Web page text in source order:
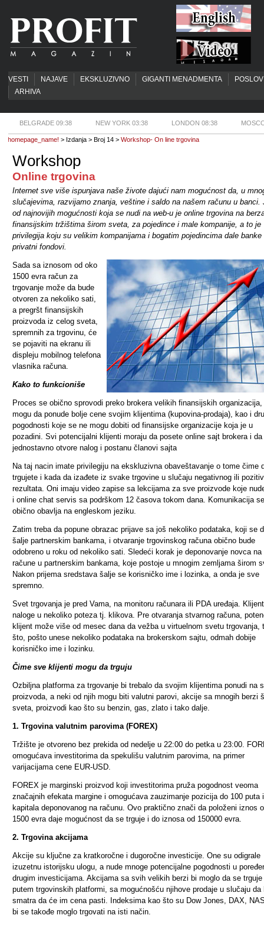
VESTI NAJAVE EKSKLUZIVNO GIGANTI MENADMENTA
ARHIVA
BELGRADE 09:38 NEW YORK 03:38 LONDON 08:38
homepage_name! > Izdanja > Broj 14 > Workshop- On line trgovina
Workshop
Online trgovina
Internet sve više ispunjava naše živote dajući nam mogućnost da, u
slučajevima, razvijamo znanja, veštine i saldo na našem računu u banci.
od najnovijih mogućnosti koja se nudi na web-u je online trgovina na
finansijskim tržištima širom sveta, za pojedince i male kompanije, a to je
privilegija koju su velikim kompanijama i bogatim pojedincima dale banke
privatni fondovi.
Sada sa iznosom od oko
1500 evra račun za
trgovanje može da bude
otvoren za nekoliko sati,
a pregršt finansijskih
proizvoda iz celog sveta,
spremnih za trgovinu, će
se pojaviti na ekranu ili
displeju mobilnog telefona
vlasnika računa.
Kako to funkcioniše
Proces se obično sprovodi preko brokera velikih finansijskih
mogu da ponude bolje cene svojim klijentima (kupovina-prodaja), kao i
pogodnosti koje se ne mogu dobiti od finansijske organizacije koja je u
pozadini. Svi potencijalni klijenti moraju da posete online sajt brokera i da
jednostavno otvore nalog i postanu članovi sajta
Na taj nacin imate privilegiju na ekskluzivna obaveštavanje o tome čime
trgujete i kada da izađete iz svake trgovine u slučaju negativnog ili
rezultata. Oni imaju video zapise sa lekcijama za sve proizvode koje
i online chat servis sa podrškom 12 časova tokom dana. Komunikacija se
obično obavlja na engleskom jeziku.
Zatim treba da popune obrazac prijave sa još nekoliko podataka, koji se
šalje partnerskim bankama, i otvaranje trgovinskog računa obično bude
odobreno u roku od nekoliko sati. Sledeći korak je deponovanje novca na
račune u partnerskim bankama, koje postoje u mnogim zemljama širom
Nakon prijema sredstava šalje se korisničko ime i lozinka, a onda je sve
spremno.
Svet trgovanja je pred Vama, na monitoru računara ili PDA uređaja.
naloge u nekoliko poteza tj. klikova. Pre otvaranja stvarnog računa,
klijent može više od mesec dana da vežba u virtuelnom svetu trgovanja,
što, pošto unese nekoliko podataka na brokerskom sajtu, odmah dobije
korisničko ime i lozinku.
Čime sve klijenti mogu da trguju
Ozbiljna platforma za trgovanje bi trebalo da svojim klijentima ponudi na
proizvoda, a neki od njih mogu biti valutni parovi, akcije sa mnogih berzi
sveta, proizvodi kao što su benzin, gas, zlato i tako dalje.
1. Trgovina valutnim parovima (FOREX)
Tržište je otvoreno bez prekida od nedelje u 22:00 do petka u 23:00.
omogućava investitorima da spekulišu valutnim parovima, na primer
varijacijama cene EUR-USD.
FOREX je marginski proizvod koji investitorima pruža pogodnost veoma
značajnih efekata margine i omogućava zauzimanje pozicija do 100 puta
kapitala deponovanog na računu. Ovo praktično znači da položeni iznos
1500 evra daje mogućnost da se trguje i do iznosa od 150000 evra.
2. Trgovina akcijama
Akcije su ključne za kratkoročne i dugoročne investicije. One su odigrale
izuzetnu istorijsku ulogu, a nude mnoge potencijalne pogodnosti u
drugim investicijama. Akcijama sa svih velikih berzi bi moglo da se trguje
putem trgovinskih platformi, sa mogućnošću njihove prodaje u slučaju da
smatra da će im cena pasti. Indeksima kao što su Dow Jones, DAX,
bi se takođe moglo trgovati na isti način.